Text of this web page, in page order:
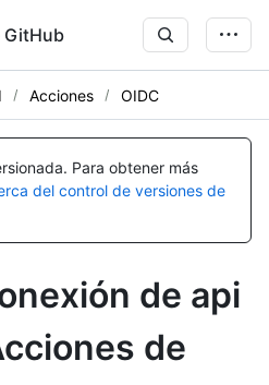
GitHub
Acciones OIDC
Para obtener más
del control de versiones de
de api
de